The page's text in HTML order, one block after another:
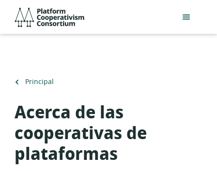
Acceder
directamente
Consortium
Volver
Principal
Acerca de las
cooperativas de
plataformas